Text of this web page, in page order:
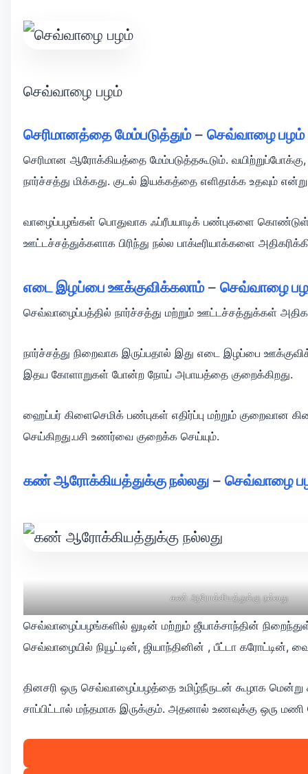
செவ்வாழை பழம்
செரிமானத்தை மேம்படுத்தும்– செவ்வாழை பழம்
செரிமான ஆரோக்கியத்தை மேம்படுத்தகூடும்.
நார்ச்சத்து மிக்கது. குடல் இயக்கத்தை எளிதாக்க உதவும்
வாழைப்பழங்கள் பொதுவாக ஃப்ரீபயாடிக் பண்புகளை
ஊட்டச்சத்துக்களாக பிரிந்து நல்ல பாக்டீரியாக்களை
எடை இழப்பை ஊக்குவிக்கலாம்– செவ்வாழை
செவ்வாழைப்பத்தில் நார்ச்சத்து மற்றும் ஊட்டச்சத்துக்கள்
நார்ச்சத்து நிறைவாக இருப்பதால் இது எடை இழப்பை
இதய கோளாறுகள் போன்ற நோய் அபாயத்தை குறைக்கிறது.
ஹைப்பர் கிளைசெமிக் பண்புகள் எதிர்ப்பு மற்றும்
செய்கிறது.பசி உணர்வை குறைக்க செய்யும்.
கண் ஆரோக்கியத்துக்கு நல்லது – செவ்வாழை
கண் ஆரோக்கியத்துக்கு நல்லது
செவ்வாழைப்பழங்களில் லுடின் மற்றும் ஜீயாக்சாந்தின்
செவ்வாழையில் நியூட்டின், ஜியாந்தினின் , பீட்டா
தினசரி ஒரு செவ்வாழைப்பழத்தை உமிழ்நீருடன் கூழாக
சாப்பிட்டால் மந்தமாக இருக்கும். அதனால் உணவுக்கு ஒரு